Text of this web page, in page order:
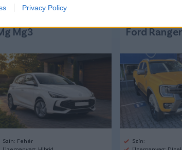
Privacy Policy
Mg3
Szín: Fehér
Üzemanyag: Hibrid
Ford Ranger
Szín:
Üzemanyag: Dízel